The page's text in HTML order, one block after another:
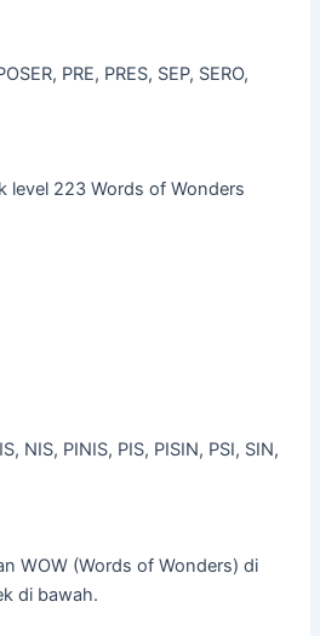
PRE, PRES, SEP, SERO,
level 223 Words of Wonders
NIS, PINIS, PIS, PISIN, PSI, SIN,
WOW (Words of Wonders) di
di bawah.